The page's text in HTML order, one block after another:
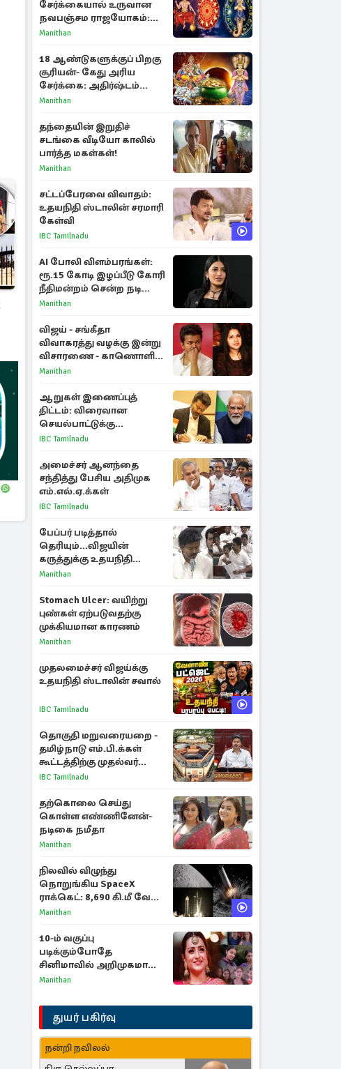
சேர்க்கையால் உருவான
நவபஞ்சம ராஜயோகம்:
அதிர்ஷ்டம் பெறும் 3
Manithan
18 ஆண்டுகளுக்குப் பிறகு
சூரியன்- கேது அரிய
சேர்க்கை: அதிர்ஷ்டம்
பெறும் 3 ராசிகள்!
Manithan
தந்தையின் இறுதிச்
சடங்கை வீடியோ காலில்
பார்த்த மகள்கள்!
Manithan
சட்டப்பேரவை விவாதம்:
உதயநிதி ஸ்டாலின் சரமாரி
கேள்வி
IBC Tamilnadu
AI போலி விளம்பரங்கள்:
ரூ.15 கோடி இழப்பீடு கோரி
நீதிமன்றம் சென்ற நடிகை
ஸ்ருதி ஹாசன்!
Manithan
விஜய் - சங்கீதா
விவாகரத்து வழக்கு இன்று
விசாரணை - காணொளி
மூலம் ஆஜராக வாய்ப்பு
Manithan
ஆறுகள் இணைப்புத்
திட்டம்: விரைவான
செயல்பாட்டுக்கு
பிரதமருக்கு முதலமைச்சர்
IBC Tamilnadu
அமைச்சர் ஆனந்தை
சந்தித்து பேசிய அதிமுக
எம்.எல்.ஏ.க்கள்
IBC Tamilnadu
பேப்பர் படித்தால்
தெரியும்...விஜயின்
கருத்துக்கு உதயநிதி
பதிலடி - பேரவையில்
Manithan
Stomach Ulcer: வயிற்று
புண்கள் ஏற்படுவதற்கு
முக்கியமான காரணம்
Manithan
முதலமைச்சர் விஜய்க்கு
உதயநிதி ஸ்டாலின் சவால்
IBC Tamilnadu
தொகுதி மறுவரையறை -
தமிழ்நாடு எம்.பி.க்கள்
கூட்டத்திற்கு முதல்வர்
விஜய் அழைப்பு
IBC Tamilnadu
தற்கொலை செய்து
கொள்ள எண்ணினேன்-
நடிகை நமீதா
Manithan
நிலவில் விழுந்து
நொறுங்கிய SpaceX
ராக்கெட்: 8,690 கி.மீ வேக
மோதலால் உருவான புதிய
Manithan
10-ம் வகுப்பு
படிக்கும்போதே
சினிமாவில் அறிமுகமான
த்ரிஷா! உண்மையை
காந்தி
Manithan
துயர் பகிர்வு
நன்றி நவிலல்